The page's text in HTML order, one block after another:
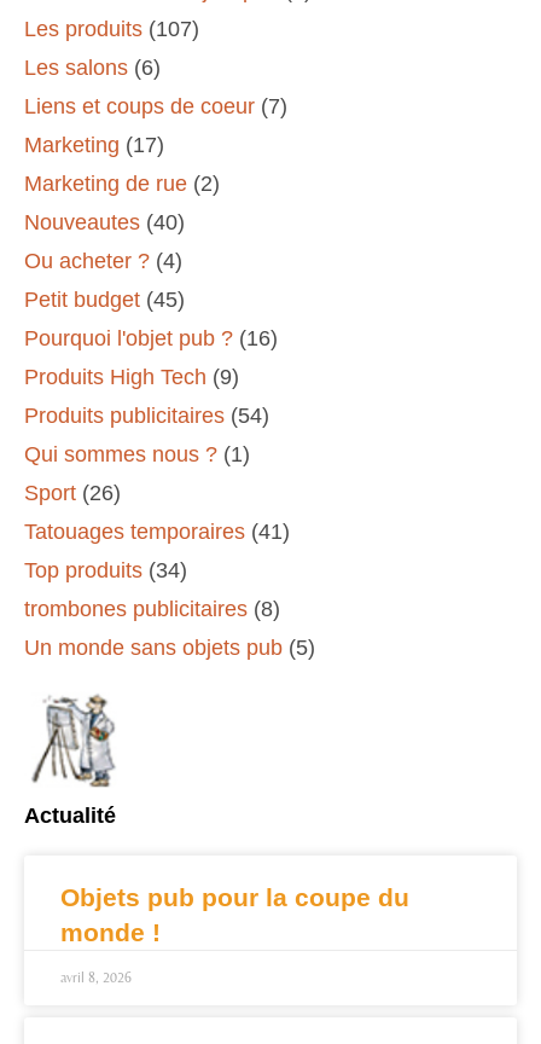
Les produits (107)
Les salons (6)
Liens et coups de coeur (7)
Marketing (17)
Marketing de rue (2)
Nouveautes (40)
Ou acheter ? (4)
Petit budget (45)
Pourquoi l'objet pub ? (16)
Produits High Tech (9)
Produits publicitaires (54)
Qui sommes nous ? (1)
Sport (26)
Tatouages temporaires (41)
Top produits (34)
trombones publicitaires (8)
Un monde sans objets pub (5)
Actualité
Objets pub pour la coupe du
monde !
avril 8, 2026